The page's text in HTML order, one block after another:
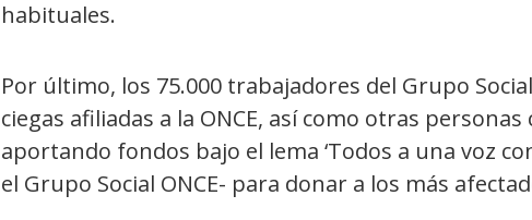
habituales.
Por último, los 75.000 trabajadores del Grupo
ciegas afiliadas a la ONCE, así como otras
aportando fondos bajo el lema ‘Todos a una voz
el Grupo Social ONCE- para donar a los más